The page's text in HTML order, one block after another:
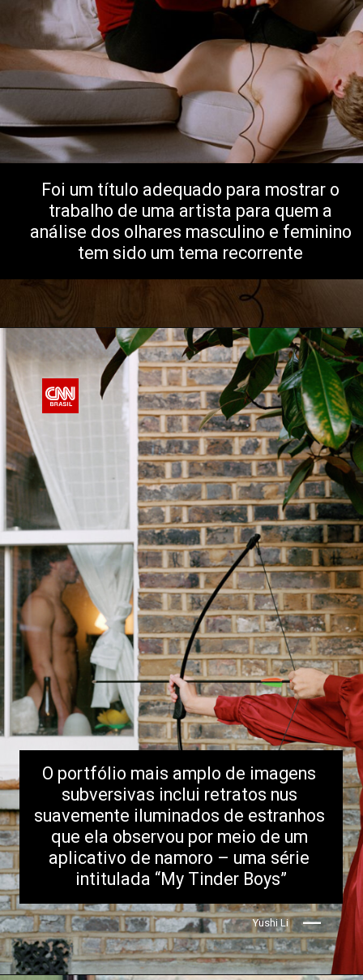
Foi um título adequado para mostrar o
trabalho de uma artista para quem a
análise dos olhares masculino e feminino
tem sido um tema recorrente
O portfólio mais amplo de imagens
subversivas inclui retratos nus
suavemente iluminados de estranhos
que ela observou por meio de um
aplicativo de namoro – uma série
intitulada “My Tinder Boys”
Yushi Li